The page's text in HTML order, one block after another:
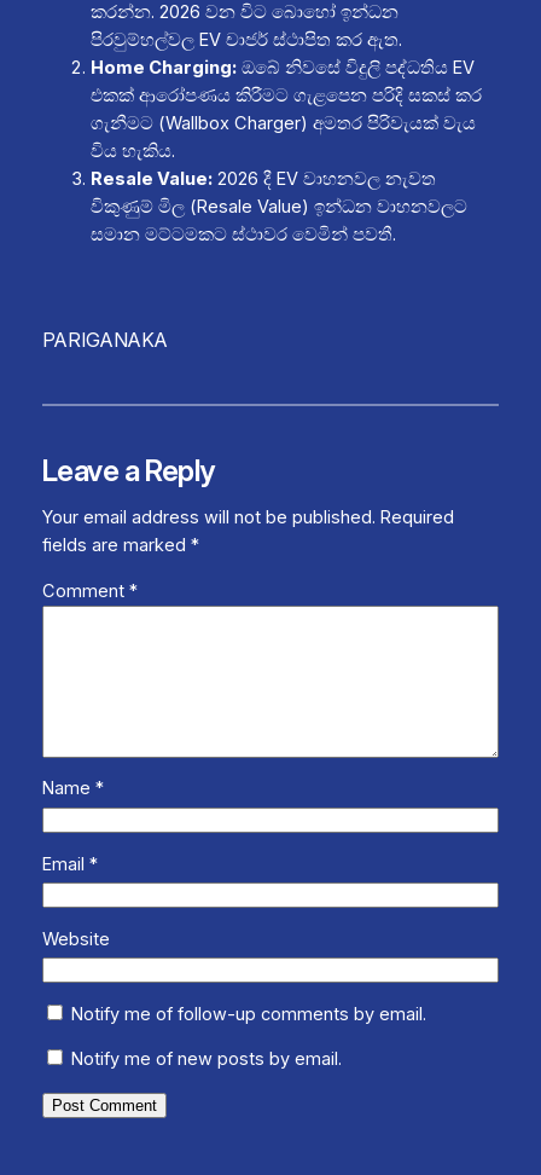
කරන්න. 2026 වන විට බොහෝ ඉන්ධන
පිරවුම්හල්වල EV චාජර් ස්ථාපිත කර ඇත.
Home Charging:ඔබේ නිවසේ විදුලි පද්ධතිය EV
එකක් ආරෝපණය කිරීමට ගැළපෙන පරිදි සකස් කර
ගැනීමට (Wallbox Charger) අමතර පිරිවැයක් වැය
විය හැකිය.
Resale Value:2026 දී EV වාහනවල නැවත
විකුණුම් මිල (Resale Value) ඉන්ධන වාහනවලට
සමාන මට්ටමකට ස්ථාවර වෙමින් පවතී.
PARIGANAKA
Leave a Reply
Your email address will not be published. Required
fields are marked *
Comment *
Name *
Email *
Website
Notify me of follow-up comments by email.
Notify me of new posts by email.